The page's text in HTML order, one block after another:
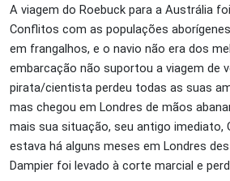
A viagem do Roebuck para a Austrália
Conflitos com as populações
em frangalhos, e o navio não era dos
embarcação não suportou a viagem de
pirata/cientista perdeu todas as suas
mas chegou em Londres de mãos
mais sua situação, seu antigo imediato,
estava há alguns meses em Londres
Dampier foi levado à corte marcial e